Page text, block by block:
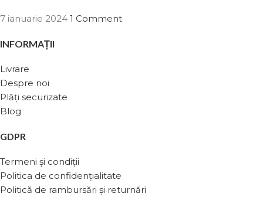
7 ianuarie 2024 1 Comment
INFORMAȚII
Livrare
Despre noi
Plăți securizate
Blog
GDPR
Termeni și condiții
Politica de confidențialitate
Politică de rambursări și returnări